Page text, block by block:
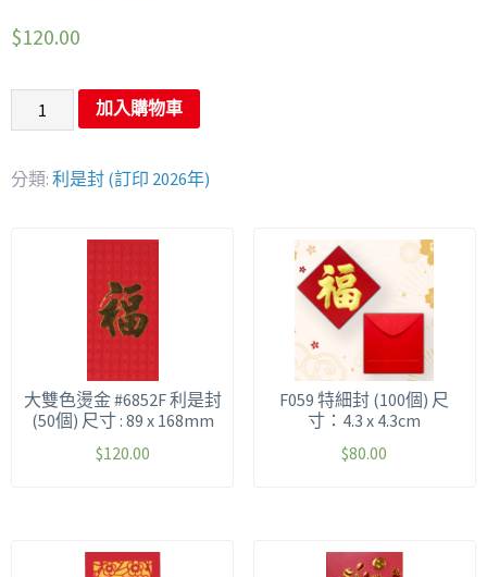
$120.00
加入購物車
分類: 利是封 (訂印 2026年)
大雙色燙金 #6852F 利是封
(50個) 尺寸 : 89 x 168mm
$120.00
F059 特細封 (100個) 尺
寸：4.3 x 4.3cm
$80.00